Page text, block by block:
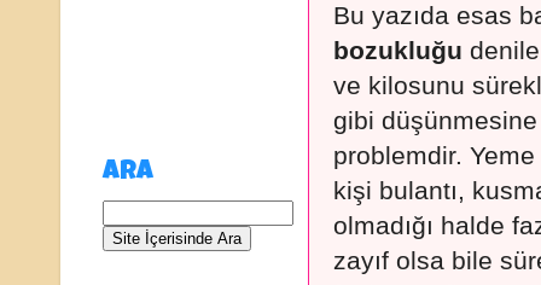
Bu yazıda esas
bozukluğu
ve kilosunu
gibi
problemdir.
kişi bulantı,
olmadığı halde
zayıf olsa bile
ARA